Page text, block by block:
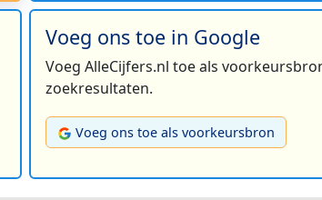
Voeg ons toe in Google
Voeg AlleCijfers.nl toe als
zoekresultaten.
Voeg ons toe als voorkeursbron